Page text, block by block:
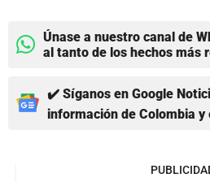
Únase a nuestro canal de
al tanto de los hechos más
✔️ Síganos en Google
información de Colombia y